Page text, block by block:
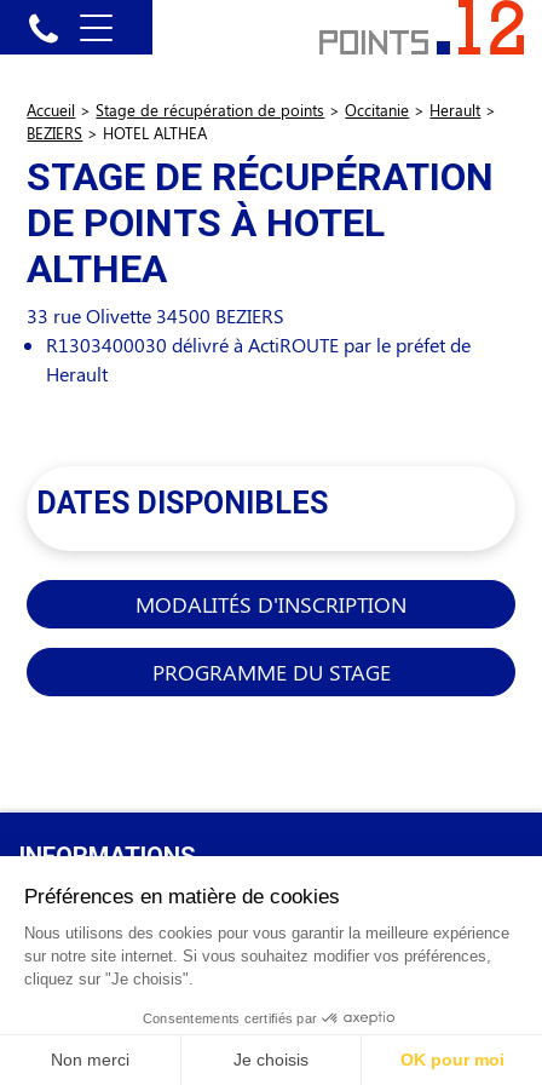
Accueil > Stage de récupération de points > Occitanie > Herault >
BEZIERS > HOTEL ALTHEA
STAGE DE RÉCUPÉRATION
DE POINTS À HOTEL
ALTHEA
33 rue Olivette 34500 BEZIERS
R1303400030 délivré à ActiROUTE par le préfet de
Herault
DATES DISPONIBLES
MODALITÉS D'INSCRIPTION
PROGRAMME DU STAGE
INFORMATIONS
GÉNÉRALES
Qui sommes-nous ?
FAQ
CGV
Mentions légales
0 820 25 02 38
info@points12.fr